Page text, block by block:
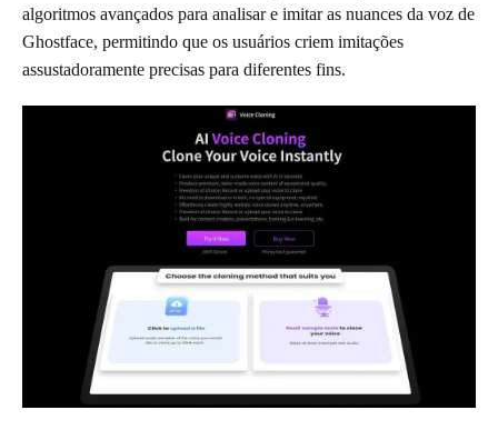
algoritmos avançados para analisar e imitar as nuances da voz de
Ghostface, permitindo que os usuários criem imitações
assustadoramente precisas para diferentes fins.